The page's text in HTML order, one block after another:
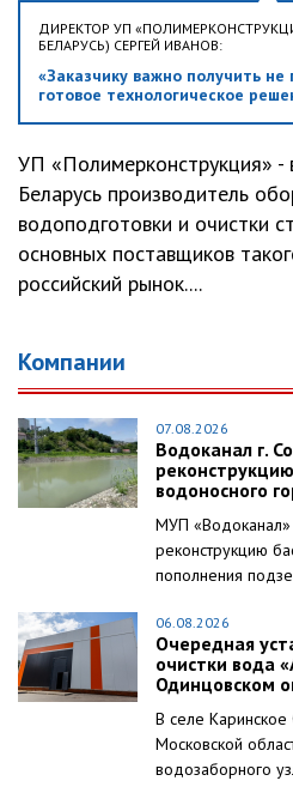
ДИРЕКТОР УП
БЕЛАРУСЬ) СЕРГЕЙ ИВАНОВ:
«Заказчику важно получить не
готовое технологическое
УП «Полимерконструкция» -
Беларусь производитель
водоподготовки и очистки
основных поставщиков
российский рынок....
Компании
07.08.2026
Водоканал г.
водоносного
МУП «Водоканал»
реконструкцию
пополнения
06.08.2026
Очередная
очистки вода
Одинцовском
В селе Каринское
Московской
водозаборного